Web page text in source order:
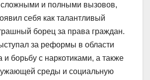
и полными вызовов,
себя как талантливый
борец за права граждан.
за реформы в области
и борьбу с наркотиками, а также
среды и социальную